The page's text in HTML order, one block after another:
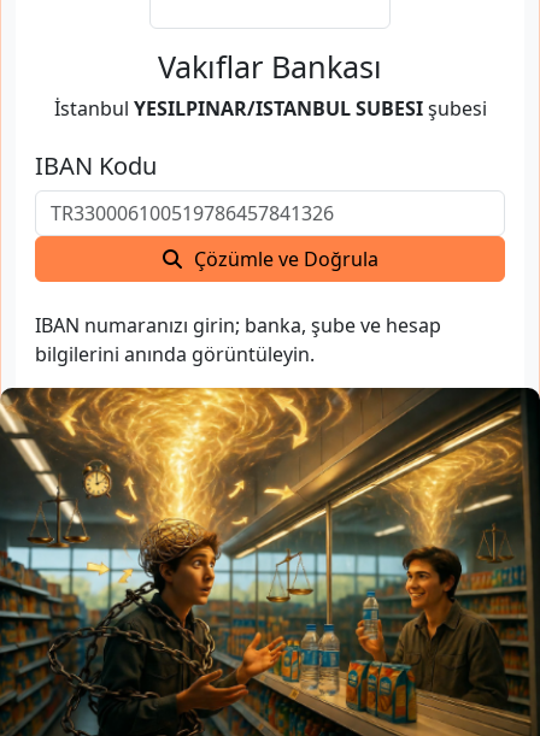
Vakıflar Bankası
İstanbul YESILPINAR/ISTANBUL SUBESIşubesi
IBAN Kodu
Çözümle ve Doğrula
IBAN numaranızı girin; banka, şube ve hesap
bilgilerini anında görüntüleyin.